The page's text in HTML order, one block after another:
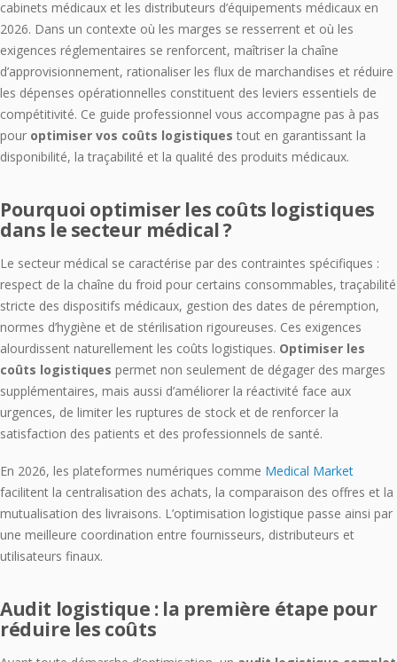
cabinets médicaux et les distributeurs d’équipements médicaux en
2026. Dans un contexte où les marges se resserrent et où les
exigences réglementaires se renforcent, maîtriser la chaîne
d’approvisionnement, rationaliser les flux de marchandises et réduire
les dépenses opérationnelles constituent des leviers essentiels de
compétitivité. Ce guide professionnel vous accompagne pas à pas
pour optimiser vos coûts logistiques tout en garantissant la
disponibilité, la traçabilité et la qualité des produits médicaux.
Pourquoi optimiser les coûts logistiques
dans le secteur médical ?
Le secteur médical se caractérise par des contraintes spécifiques :
respect de la chaîne du froid pour certains consommables, traçabilité
stricte des dispositifs médicaux, gestion des dates de péremption,
normes d’hygiène et de stérilisation rigoureuses. Ces exigences
alourdissent naturellement les coûts logistiques. Optimiser les
coûts logistiques permet non seulement de dégager des marges
supplémentaires, mais aussi d’améliorer la réactivité face aux
urgences, de limiter les ruptures de stock et de renforcer la
satisfaction des patients et des professionnels de santé.
En 2026, les plateformes numériques comme Medical Market
facilitent la centralisation des achats, la comparaison des offres et la
mutualisation des livraisons. L’optimisation logistique passe ainsi par
une meilleure coordination entre fournisseurs, distributeurs et
utilisateurs finaux.
Audit logistique : la première étape pour
réduire les coûts